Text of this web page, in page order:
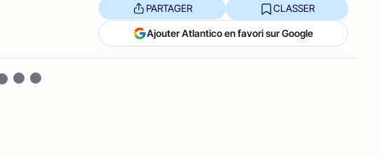
PARTAGER CLASSER
Ajouter Atlantico en favori sur Google